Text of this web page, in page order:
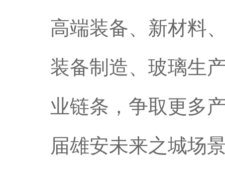
高端装备、新材料
装备制造、玻璃生
业链条，争取更多
届雄安未来之城场